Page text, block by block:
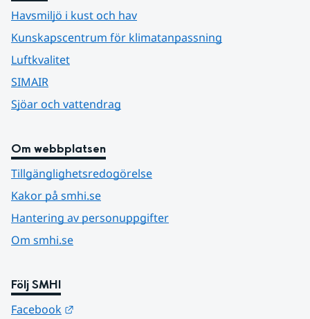
Havsmiljö i kust och hav
Kunskapscentrum för klimatanpassning
Luftkvalitet
SIMAIR
Sjöar och vattendrag
Om webbplatsen
Tillgänglighetsredogörelse
Kakor på smhi.se
Hantering av personuppgifter
Om smhi.se
Följ SMHI
Facebook